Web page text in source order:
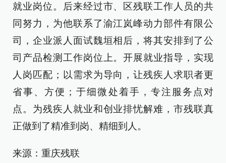
就业岗位。后来经过市、区残联工作人员的共
同努力，为他联系了渝江岚峰动力部件有限公
司，企业派人面试魏垣相后，将其安排到了公
司产品检测工作岗位上。开展就业指导，实现
人岗匹配；以需求为导向，让残疾人求职者更
省事、方便；于细微处着手，专注服务点对
点。为残疾人就业和创业排忧解难，市残联真
正做到了精准到岗、精细到人。
来源：重庆残联